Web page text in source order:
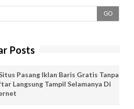
GO
Posts
Pasang Iklan Baris Gratis Tanpa
Langsung Tampil Selamanya Di